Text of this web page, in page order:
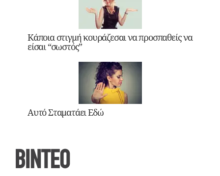
Κάποια στιγμή κουράζεσαι να προσπαθείς να
είσαι “σωστός”
Αυτό Σταματάει Εδώ
ΒΙΝΤΕΟ